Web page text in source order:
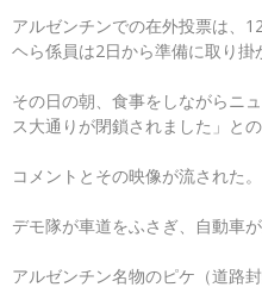
アルゼンチンでの在外投票は、
ヘら係員は2日から準備に取り掛
その日の朝、食事をしながらニ
ス大通りが閉鎖されました」との
コメントとその映像が流された。
デモ隊が車道をふさぎ、自動車
アルゼンチン名物のピケ（道路封